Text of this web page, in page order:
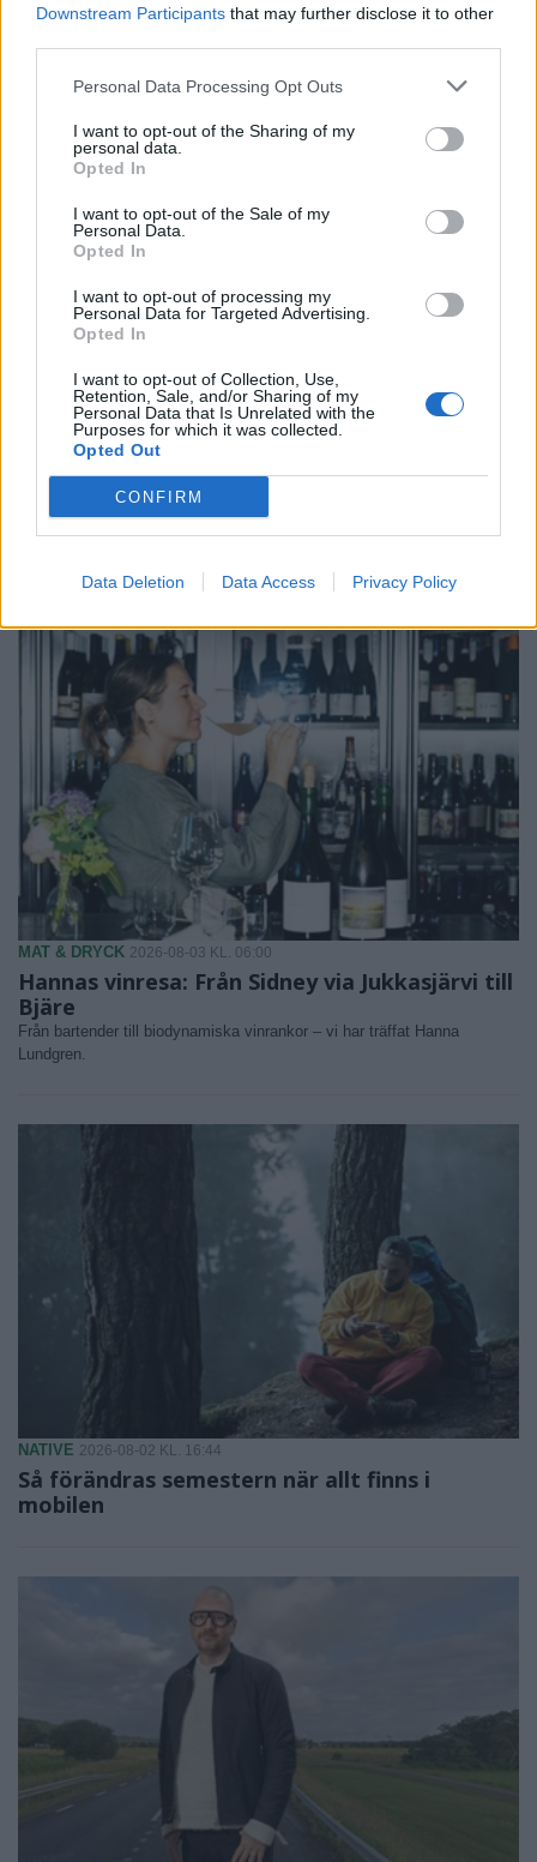
Downstream Participants that may further disclose it to other
Personal Data Processing Opt Outs
I want to opt-out of the Sharing of my
personal data.
Opted In
I want to opt-out of the Sale of my
Personal Data.
Opted In
I want to opt-out of processing my
Personal Data for Targeted Advertising.
Opted In
I want to opt-out of Collection, Use,
Retention, Sale, and/or Sharing of my
Personal Data that Is Unrelated with the
Purposes for which it was collected.
Opted Out
CONFIRM
Data Deletion Data Access Privacy Policy
BÅSTAD 2026-08-04 KL. 10:56
kommunen
Inventarier och hästar har sålts, personalen har sagts upp.
PERSONPORTRÄTT 2026-08-04 KL. 06:00
Till Bjäre igen efter ett liv i terrorns närhet:
"Som att komma hem"
MAT & DRYCK 2026-08-03 KL. 06:00
Hannas vinresa: Från Sidney via Jukkasjärvi till
Bjäre
Från bartender till biodynamiska vinrankor – vi har träffat Hanna
Lundgren.
NATIVE 2026-08-02 KL. 16:44
Så förändras semestern när allt finns i
mobilen